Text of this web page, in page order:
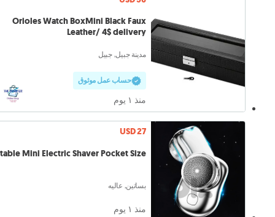
Orioles Watch BoxMini Black Faux
Leather/ 4$ delivery
مدينة جبيل, جبيل
حساب عمل موثوق
منذ ١ يوم
USD 27
Mini Electric Shaver Pocket Size
بساتين, عاليه
منذ ١ يوم